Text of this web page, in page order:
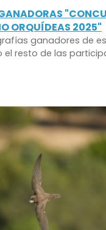
ORQUÍDEAS 2025"
ganadores de
el resto de las